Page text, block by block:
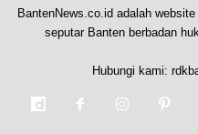
BantenNews.co.id adalah
seputar Banten berbadan
Hubungi kami: